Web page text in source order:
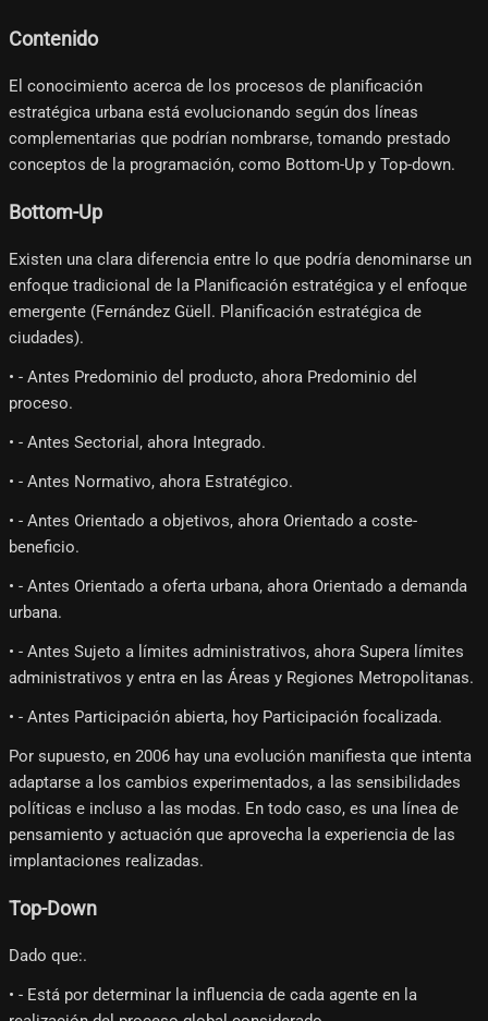
Contenido
El conocimiento acerca de los procesos de planificación
estratégica urbana está evolucionando según dos líneas
complementarias que podrían nombrarse, tomando prestado
conceptos de la programación, como Bottom-Up y Top-down.
Bottom-Up
Existen una clara diferencia entre lo que podría denominarse un
enfoque tradicional de la Planificación estratégica y el enfoque
emergente (Fernández Güell. Planificación estratégica de
ciudades).
• - Antes Predominio del producto, ahora Predominio del
proceso.
• - Antes Sectorial, ahora Integrado.
• - Antes Normativo, ahora Estratégico.
• - Antes Orientado a objetivos, ahora Orientado a coste-
beneficio.
• - Antes Orientado a oferta urbana, ahora Orientado a demanda
urbana.
• - Antes Sujeto a límites administrativos, ahora Supera límites
administrativos y entra en las Áreas y Regiones Metropolitanas.
• - Antes Participación abierta, hoy Participación focalizada.
Por supuesto, en 2006 hay una evolución manifiesta que intenta
adaptarse a los cambios experimentados, a las sensibilidades
políticas e incluso a las modas. En todo caso, es una línea de
pensamiento y actuación que aprovecha la experiencia de las
implantaciones realizadas.
Top-Down
Dado que:.
• - Está por determinar la influencia de cada agente en la